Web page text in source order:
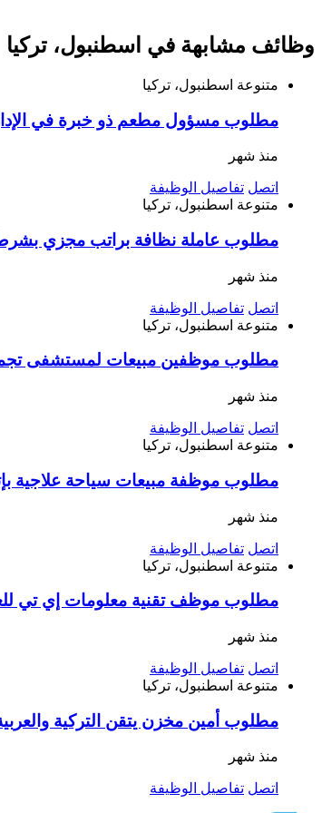
وظائف مشابهة في اسطنبول، تركيا
متنوعة اسطنبول، تركيا
مطلوب مسؤول مطعم ذو خبرة في
منذ شهر
اتصل تفاصيل الوظيفة
متنوعة اسطنبول، تركيا
مطلوب عاملة نظافة براتب مجزي
منذ شهر
اتصل تفاصيل الوظيفة
متنوعة اسطنبول، تركيا
مطلوب موظفين مبيعات لمستشفى
منذ شهر
اتصل تفاصيل الوظيفة
متنوعة اسطنبول، تركيا
مطلوب موظفة مبيعات سياحة علاجية بإتقان الإنجليزية أو
منذ شهر
اتصل تفاصيل الوظيفة
متنوعة اسطنبول، تركيا
مطلوب موظف تقنية معلومات إي تي
منذ شهر
اتصل تفاصيل الوظيفة
متنوعة اسطنبول، تركيا
مطلوب أمين مخزن يتقن التركية
منذ شهر
اتصل تفاصيل الوظيفة